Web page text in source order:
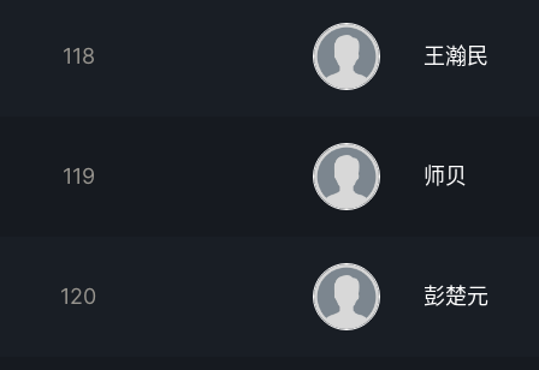
118 王瀚民
119 师贝
120 彭楚元